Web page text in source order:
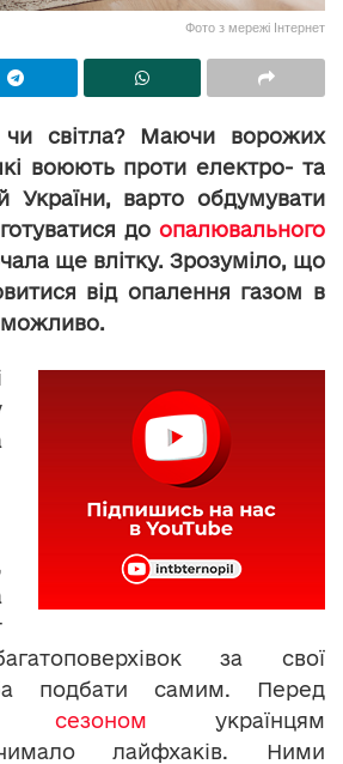
Фото з мережі Інтернет
світла? Маючи ворожих
які воюють проти електро- та
України, варто обдумувати
до опалювального
ще влітку. Зрозуміло, що
від опалення газом в
за свої
подбати самим. Перед
сезоном українцям
лайфхаків. Ними